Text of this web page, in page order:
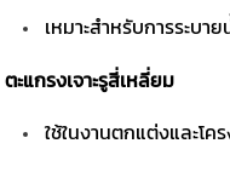
เหมาะสำหรับการระบา
ตะแกรงเจาะรูสี่เหลี่ยม
ใช้ในงานตกแต่งและโ